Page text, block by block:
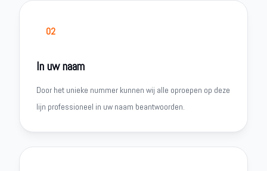
02
In uw naam
Door het unieke nummer kunnen wij alle oproepen op deze
lijn professioneel in uw naam beantwoorden.